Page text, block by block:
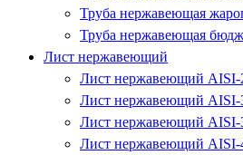
Труба нержавеющая
Труба нержавеющая
Лист нержавеющий
Лист нержавеющий AISI-
Лист нержавеющий AISI-
Лист нержавеющий AISI-
Лист нержавеющий AISI-